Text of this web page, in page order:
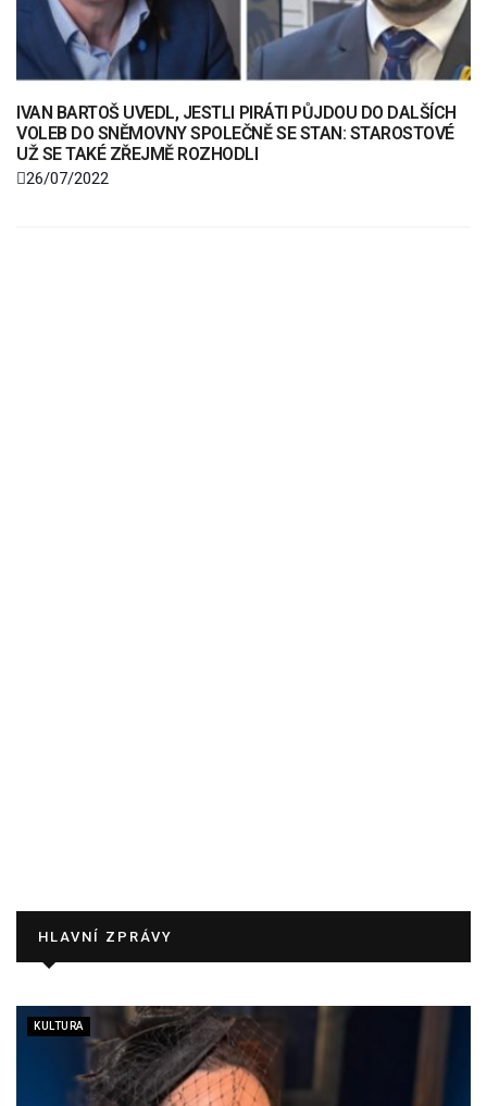
IVAN BARTOŠ UVEDL, JESTLI PIRÁTI PŮJDOU DO DALŠÍCH
VOLEB DO SNĚMOVNY SPOLEČNĚ SE STAN: STAROSTOVÉ
UŽ SE TAKÉ ZŘEJMĚ ROZHODLI
26/07/2022
HLAVNÍ ZPRÁVY
KULTURA